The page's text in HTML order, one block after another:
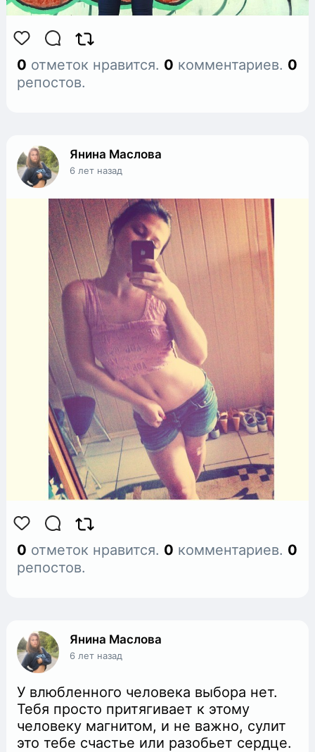
0 отметок нравится. 0 комментариев. 0
репостов.
Янина Маслова
6 лет назад
0 отметок нравится. 0 комментариев. 0
репостов.
Янина Маслова
6 лет назад
У влюбленного человека выбора нет.
Тебя просто притягивает к этому
человеку магнитом, и не важно, сулит
это тебе счастье или разобьeт сердцe.